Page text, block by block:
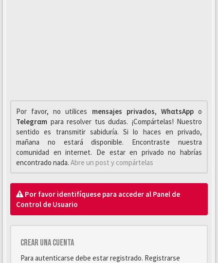
Por favor, no utilices mensajes privados, WhαtsAppo
Telegrαm para resolver tus dudas. ¡Compártelas! Nuestro
sentido es transmitir sabiduría. Si lo haces en privado,
mañana no estará disponible. Encontraste nuestra
comunidad en internet. De estar en privado no habrías
encontrado nada. Abre un post y compártelas
Por favor identifíquese para acceder al Panel de
Control de Usuario
Crear una cuenta
Para autenticarse debe estar registrado. Registrarse